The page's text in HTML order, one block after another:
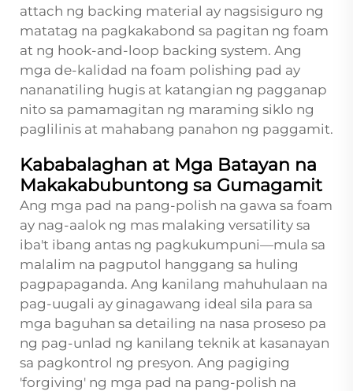
attach ng backing material ay nagsisiguro ng
matatag na pagkakabond sa pagitan ng foam
at ng hook-and-loop backing system. Ang
mga de-kalidad na foam polishing pad ay
nananatiling hugis at katangian ng pagganap
nito sa pamamagitan ng maraming siklo ng
paglilinis at mahabang panahon ng paggamit.
Kababalaghan at Mga Batayan na
Makakabubuntong sa Gumagamit
Ang mga pad na pang-polish na gawa sa foam
ay nag-aalok ng mas malaking versatility sa
iba't ibang antas ng pagkukumpuni—mula sa
malalim na pagputol hanggang sa huling
pagpapaganda. Ang kanilang mahuhulaan na
pag-uugali ay ginagawang ideal sila para sa
mga baguhan sa detailing na nasa proseso pa
ng pag-unlad ng kanilang teknik at kasanayan
sa pagkontrol ng presyon. Ang pagiging
'forgiving' ng mga pad na pang-polish na